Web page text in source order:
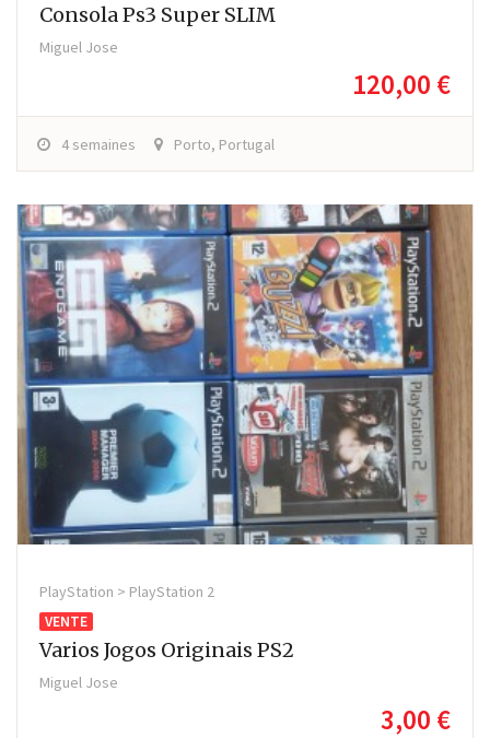
Consola Ps3 Super SLIM
Miguel Jose
120,00 €
4 semaines Porto, Portugal
PlayStation > PlayStation 2
VENTE
Varios Jogos Originais PS2
Miguel Jose
3,00 €